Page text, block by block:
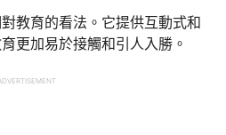
教育的看法。它提供互動式和
更加易於接觸和引人入勝。